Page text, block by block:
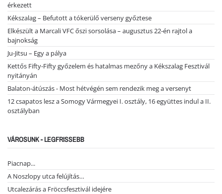
érkezett
Kékszalag – Befutott a tókerülő verseny győztese
Elkészült a Marcali VFC őszi sorsolása – augusztus 22-én rajtol a
bajnokság
Ju-Jitsu – Egy a pálya
Kettős Fifty-Fifty győzelem és hatalmas mezőny a Kékszalag Fesztivál
nyitányán
Balaton-átúszás - Most hétvégén sem rendezik meg a versenyt
12 csapatos lesz a Somogy Vármegyei I. osztály, 16 együttes indul a II.
osztályban
VÁROSUNK - LEGFRISSEBB
Piacnap...
A Noszlopy utca felújítás…
Utcalezárás a Fröccsfesztivál idejére